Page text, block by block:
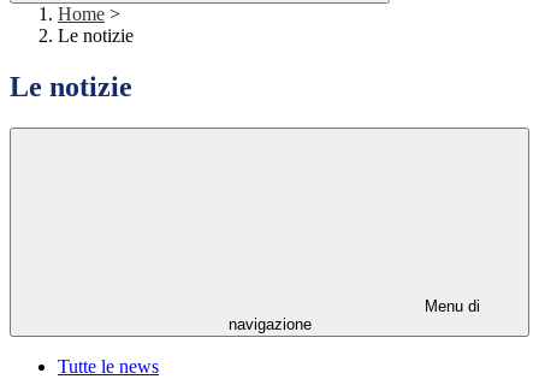
Home >
Le notizie
Le notizie
Menu di
navigazione
Tutte le news